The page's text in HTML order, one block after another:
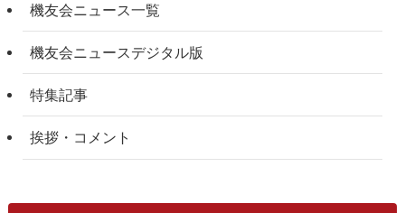
機友会ニュース一覧
機友会ニュースデジタル版
特集記事
挨拶・コメント